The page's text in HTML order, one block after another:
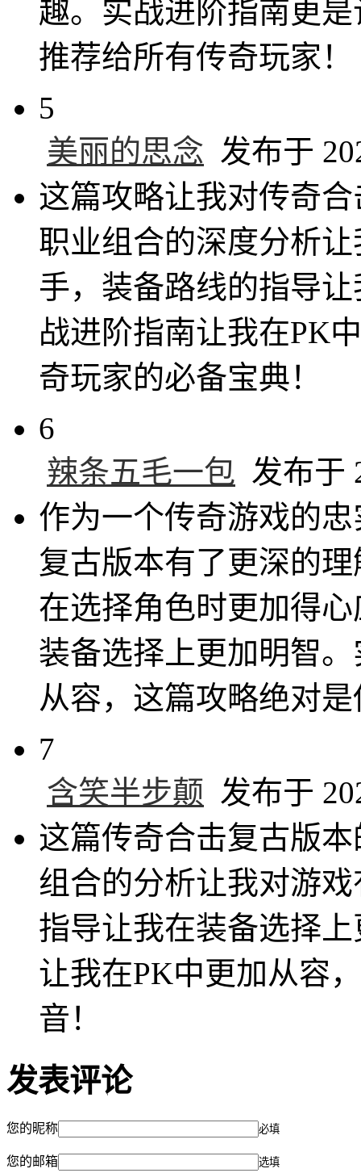
趣。实战进阶指南更
推荐给所有传奇玩家！
5
美丽的思念 发布于
这篇攻略让我对传奇
职业组合的深度分析
手，装备路线的指导
战进阶指南让我在PK
奇玩家的必备宝典！
6
辣条五毛一包 发布于
作为一个传奇游戏的
复古版本有了更深的
在选择角色时更加得
装备选择上更加明智
从容，这篇攻略绝对
7
含笑半步颠 发布于
这篇传奇合击复古版
组合的分析让我对游
指导让我在装备选择
让我在PK中更加从容
音！
发表评论
您的昵称 必填
您的邮箱 选填